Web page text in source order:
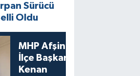
Sürücü
Oldu
MHP Afşin
İlçe Başkanı
Kenan